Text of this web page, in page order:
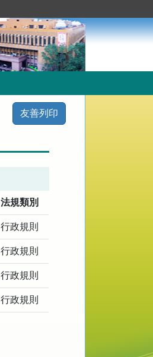
友善列印
法規類別
行政規則
行政規則
行政規則
行政規則